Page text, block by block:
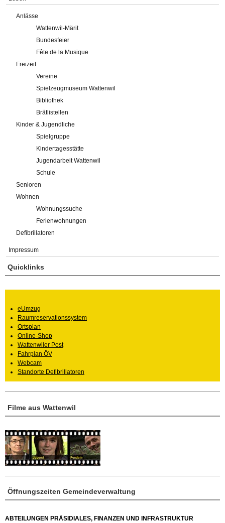
Anlässe
Wattenwil-Märit
Bundesfeier
Fête de la Musique
Freizeit
Vereine
Spielzeugmuseum Wattenwil
Bibliothek
Brätlistellen
Kinder & Jugendliche
Spielgruppe
Kindertagesstätte
Jugendarbeit Wattenwil
Schule
Senioren
Wohnen
Wohnungssuche
Ferienwohnungen
Defibrillatoren
Impressum
Öffnungszeiten Gemeindeverwaltung
ABTEILUNGEN PRÄSIDIALES, FINANZEN UND INFRASTRUKTUR
Filme aus Wattenwil
Quicklinks
eUmzug
Raumreservationssystem
Ortsplan
Online-Shop
Wattenwiler Post
Fahrplan ÖV
Webcam
Standorte Defibrillatoren